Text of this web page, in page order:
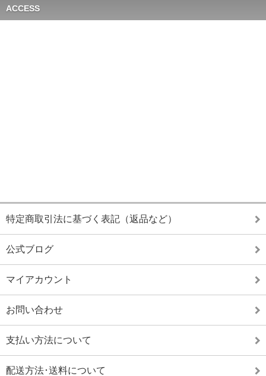
ACCESS
特定商取引法に基づく表記（返品など）
公式ブログ
マイアカウント
お問い合わせ
支払い方法について
配送方法･送料について